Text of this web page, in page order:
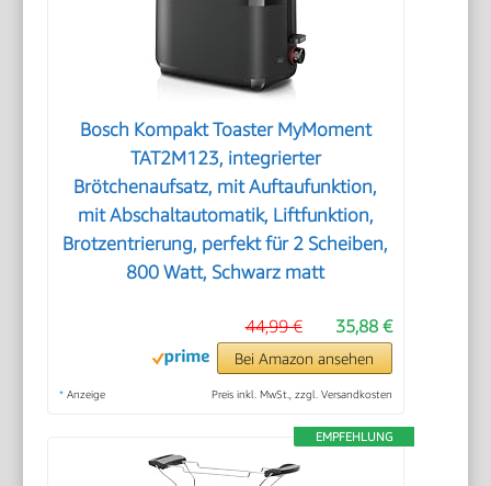
Bosch Kompakt Toaster MyMoment
TAT2M123, integrierter
Brötchenaufsatz, mit Auftaufunktion,
mit Abschaltautomatik, Liftfunktion,
Brotzentrierung, perfekt für 2 Scheiben,
800 Watt, Schwarz matt
35,88 €
44,99 €
Bei Amazon ansehen
* Anzeige Preis inkl. MwSt., zzgl. Versandkosten
EMPFEHLUNG